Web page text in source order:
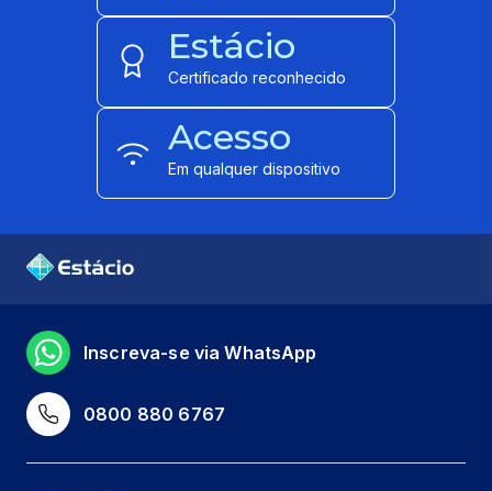
Estácio
Certificado reconhecido
Acesso
Em qualquer dispositivo
0800 880 6767
Inscreva-se via WhatsApp